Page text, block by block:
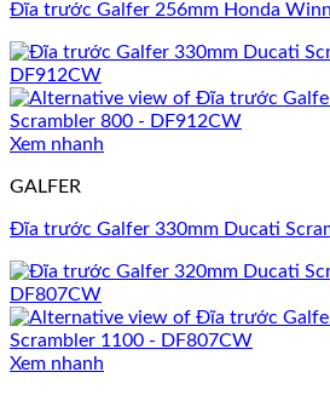
Đĩa trước Galfer 256mm Honda
Xem nhanh
GALFER
Đĩa trước Galfer 330mm Ducati
Xem nhanh